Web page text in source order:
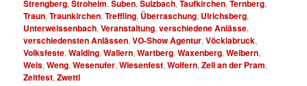
Strengberg,Stroheim,Suben,Sulzbach,Taufkirchen,Ternberg,
Traun,Traunkirchen,Treffling, Überraschung, Ulrichsberg,
Unterweissenbach,Veranstaltung,verschiedene Anlässe,
verschiedensten Anlässen,VO-Show Agentur,Vöcklabruck,
Volksfeste,Walding,Wallern,Wartberg,Waxenberg,Weibern,
Wels,Weng,Wesenufer,Wiesenfest,Wolfern,Zell an der Pram,
Zeltfest,Zwettl